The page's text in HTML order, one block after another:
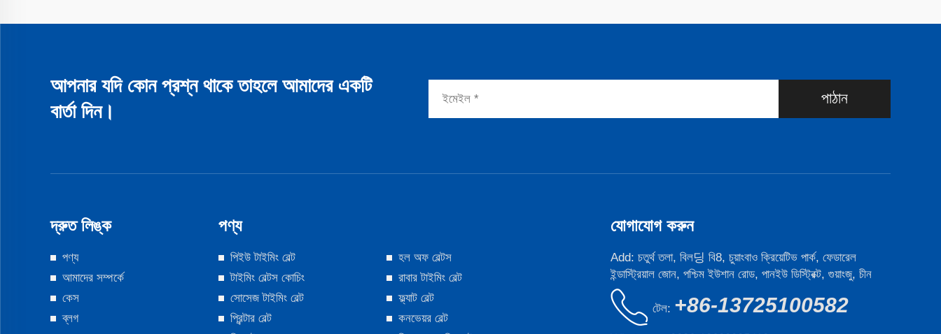
আপনার যদি কোন প্রশ্ন থাকে তাহলে আমাদের একটি
বার্তা দিন।
পাঠান
দ্রুত লিঙ্ক
পণ্য
আমাদের সম্পর্কে
কেস
ব্লগ
পণ্য
পিইউ টাইমিং বেল্ট
হল অফ বেল্টস
টাইমিং বেল্টস কোচিং
রাবার টাইমিং বেল্ট
সোসেজ টাইমিং বেল্ট
ফ্ল্যাট বেল্ট
প্রিন্টার বেল্ট
কনভেয়র বেল্ট
যোগাযোগ করুন
Add: চতুর্থ তলা, বিল딩 বি8, চুয়াংবাও ক্রিয়েটিভ পার্ক, ফেডারেল
ইন্ডাস্ট্রিয়াল জোন, পশ্চিম ইউশান রোড, পানইউ ডিস্ট্রিক্ট, গুয়াংজু, চীন
টেল: +86-13725100582